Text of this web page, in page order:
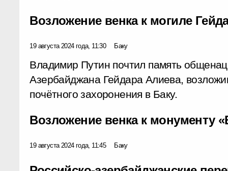
Возложение венка к могиле
19 августа 2024 года, 11:30 Баку
Владимир Путин почтил память
Азербайджана Гейдара Алиева,
почётного захоронения в Баку.
Возложение венка к монументу
19 августа 2024 года, 11:45 Баку